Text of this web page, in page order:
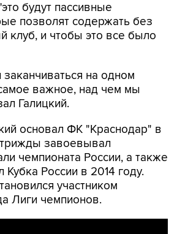
будут пассивные
позволят содержать без
клуб, и чтобы это все было
на одном
важное, над чем мы
Галицкий.
основал ФК "Краснодар" в
завоевывал
чемпионата России, а также
России в 2014 году.
участником
Лиги чемпионов.